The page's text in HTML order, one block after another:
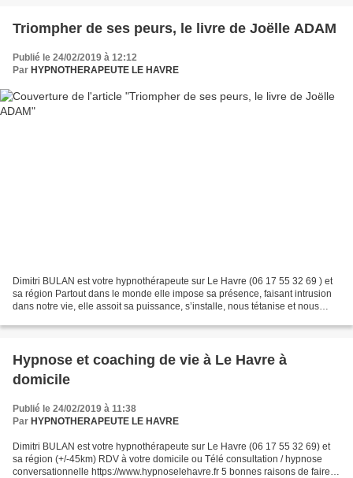
Triompher de ses peurs, le livre de Joëlle ADAM
Publié le 24/02/2019 à 12:12
Par HYPNOTHERAPEUTE LE HAVRE
Dimitri BULAN est votre hypnothérapeute sur Le Havre (06 17 55 32 69 ) et
sa région Partout dans le monde elle impose sa présence, faisant intrusion
dans notre vie, elle assoit sa puissance, s’installe, nous tétanise et nous
Hypnose et coaching de vie à Le Havre à
domicile
Publié le 24/02/2019 à 11:38
Par HYPNOTHERAPEUTE LE HAVRE
Dimitri BULAN est votre hypnothérapeute sur Le Havre (06 17 55 32 69) et
sa région (+/-45km) RDV à votre domicile ou Télé consultation / hypnose
conversationnelle https://www.hypnoselehavre.fr 5 bonnes raisons de faire